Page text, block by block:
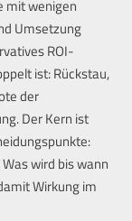
mit wenigen
Umsetzung
ROI-
ist: Rückstau,
der
Der Kern ist
wird bis wann
Wirkung im